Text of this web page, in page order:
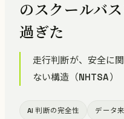
のスクールバ
過ぎた
走行判断が、安全に
ない構造（NHTSA）
AI 判断の完全性 データ